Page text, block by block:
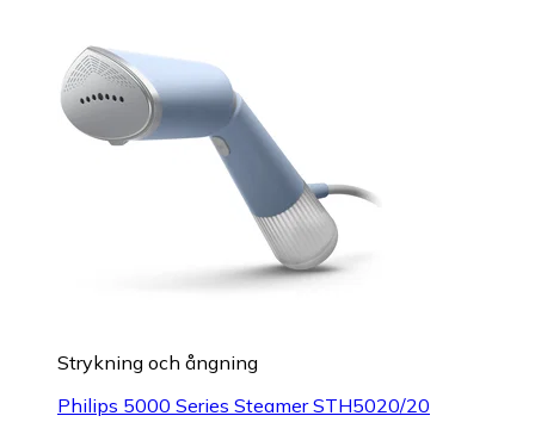
Strykning och ångning
Philips 5000 Series Steamer STH5020/20